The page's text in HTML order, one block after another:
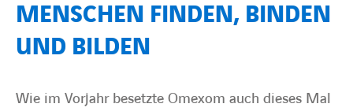
MENSCHEN FINDEN, BINDEN
UND BILDEN
Wie im Vorjahr besetzte Omexom auch dieses Mal